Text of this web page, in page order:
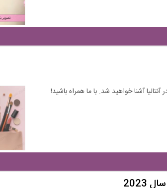
آشنا خواهید شد. با ما همراه باشید!